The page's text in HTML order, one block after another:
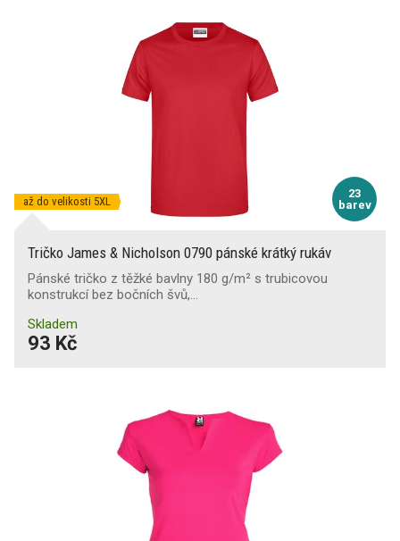
23
barev
až do velikosti 5XL
Tričko James & Nicholson 0790 pánské krátký rukáv
Pánské tričko z těžké bavlny 180 g/m² s trubicovou
konstrukcí bez bočních švů,…
Skladem
93 Kč